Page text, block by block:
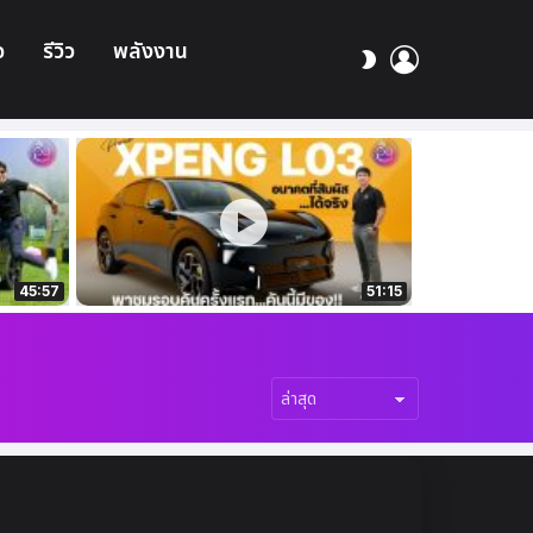
รีวิว พลังงาน
สลับ
45:57 51:15